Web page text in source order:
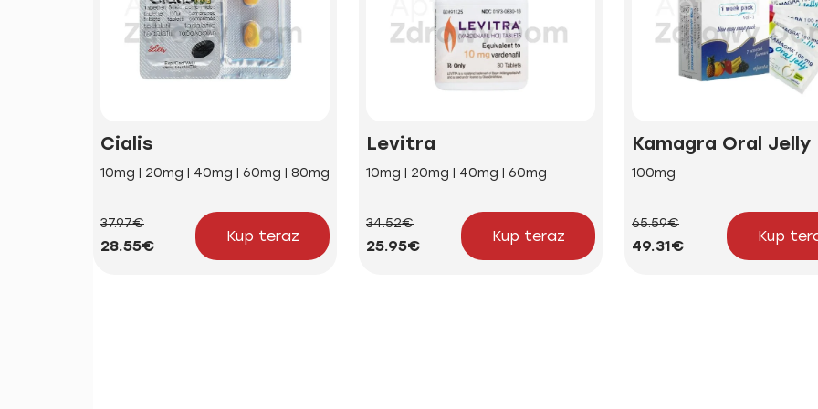
Cialis
10mg | 20mg | 40mg | 60mg | 80mg
37.97€
28.55€
Kup teraz
Levitra
10mg | 20mg | 40mg | 60mg
34.52€
25.95€
Kup teraz
Kamagra Oral Jelly
100mg
65.59€
49.31€
Kup